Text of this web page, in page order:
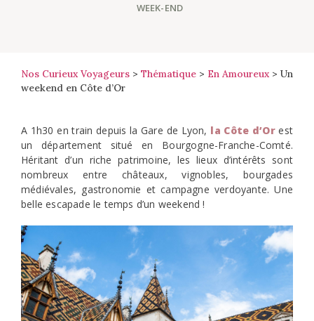
WEEK-END
Nos Curieux Voyageurs > Thématique > En Amoureux > Un
weekend en Côte d’Or
A 1h30 en train depuis la Gare de Lyon, la Côte d’Orest
un département situé en Bourgogne-Franche-Comté.
Héritant d’un riche patrimoine, les lieux d’intérêts sont
nombreux entre châteaux, vignobles, bourgades
médiévales, gastronomie et campagne verdoyante. Une
belle escapade le temps d’un weekend !